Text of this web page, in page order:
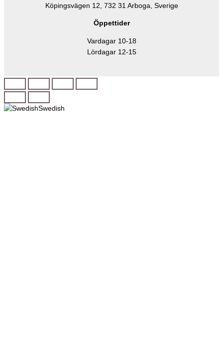
Köpingsvägen 12, 732 31 Arboga, Sverige
Öppettider
Vardagar 10-18
Lördagar 12-15
Swedish